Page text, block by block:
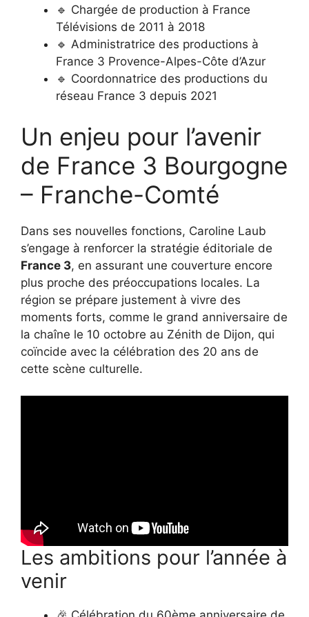
🔹 Chargée de production à France
Télévisions de 2011 à 2018
🔹 Administratrice des productions à
France 3 Provence-Alpes-Côte d’Azur
🔹 Coordonnatrice des productions du
réseau France 3 depuis 2021
Un enjeu pour l’avenir
de France 3 Bourgogne
– Franche-Comté
Dans ses nouvelles fonctions, Caroline Laub
s’engage à renforcer la stratégie éditoriale de
France 3, en assurant une couverture encore
plus proche des préoccupations locales. La
région se prépare justement à vivre des
moments forts, comme le grand anniversaire de
la chaîne le 10 octobre au Zénith de Dijon, qui
coïncide avec la célébration des 20 ans de
cette scène culturelle.
Les ambitions pour l’année à
venir